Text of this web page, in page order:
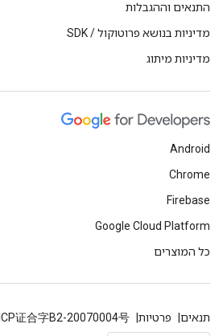
התנאים וההגבלות
מדיניות בנושא פרוטוקול / SDK
מדיניות מיתוג
Android
Chrome
Firebase
Google Cloud Platform
כל המוצרים
תנאים פרטיות ICP证合字B2-20070004号